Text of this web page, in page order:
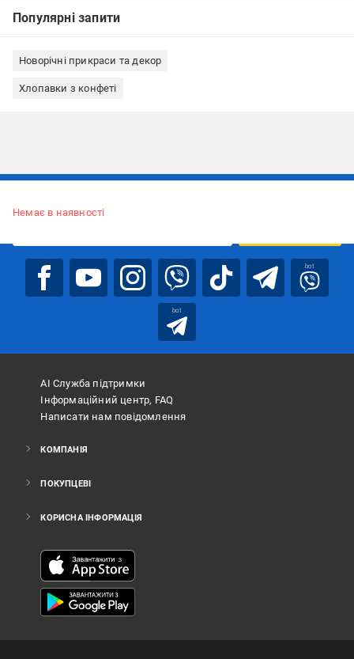
Популярні запити
Новорічні прикраси та декор
Хлопавки з конфеті
Немає в наявності
bot
bot
АІ Служба підтримки
Інформаційний центр, FAQ
Написати нам повідомлення
КОМПАНІЯ
ПОКУПЦЕВІ
КОРИСНА ІНФОРМАЦІЯ